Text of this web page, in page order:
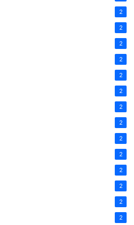
2
2
2
2
2
2
2
2
2
2
2
2
2
2